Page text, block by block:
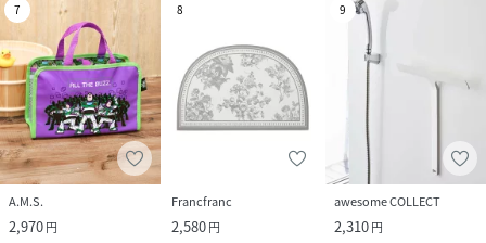
7
A.M.S.
2,970円
8
Francfranc
2,580円
9
awesome COLLECT
2,310円